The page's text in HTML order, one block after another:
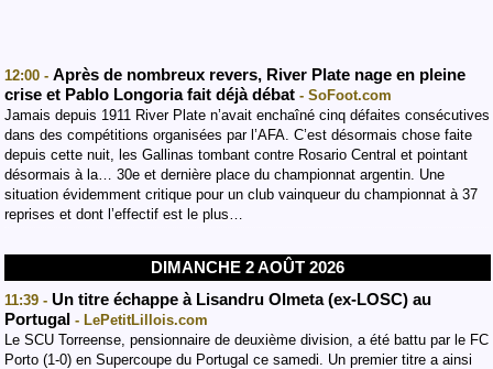
12:00 - Après de nombreux revers, River Plate nage en pleine
crise et Pablo Longoria fait déjà débat - SoFoot.com
Jamais depuis 1911 River Plate n’avait enchaîné cinq défaites consécutives
dans des compétitions organisées par l’AFA. C’est désormais chose faite
depuis cette nuit, les Gallinas tombant contre Rosario Central et pointant
désormais à la… 30e et dernière place du championnat argentin. Une
situation évidemment critique pour un club vainqueur du championnat à 37
reprises et dont l’effectif est le plus…
DIMANCHE 2 AOÛT 2026
11:39 - Un titre échappe à Lisandru Olmeta (ex-LOSC) au
Portugal - LePetitLillois.com
Le SCU Torreense, pensionnaire de deuxième division, a été battu par le FC
Porto (1-0) en Supercoupe du Portugal ce samedi. Un premier titre a ainsi